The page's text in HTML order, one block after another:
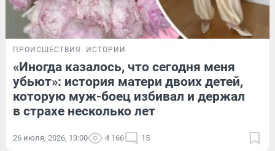
ПРОИСШЕСТВИЯ ИСТОРИИ
«Иногда казалось, что сегодня меня
убьют»: история матери двоих детей,
которую муж-боец избивал и держал
в страхе несколько лет
26 июля, 2026, 13:00 4 166 15